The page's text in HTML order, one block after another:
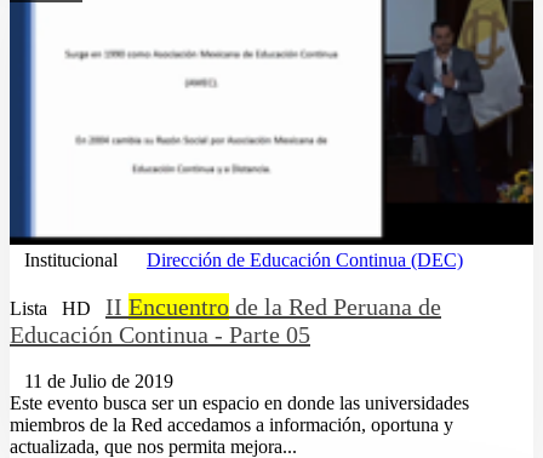
Institucional Dirección de Educación Continua (DEC)
Lista HD II Encuentro de la Red Peruana de
Educación Continua - Parte 05
11 de Julio de 2019
Este evento busca ser un espacio en donde las universidades
miembros de la Red accedamos a información, oportuna y
actualizada, que nos permita mejora...